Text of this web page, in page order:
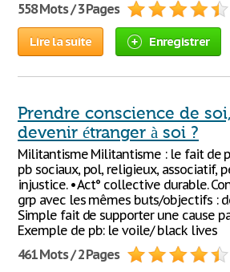
558 Mots / 3 Pages
Lire la suite Enregistrer
Prendre conscience de
devenir étranger à soi ?
Militantisme Militantisme : le fait de
pb sociaux, pol, religieux, associatif,
injustice. • Act° collective durable.
grp avec les mêmes buts/objectifs :
Simple fait de supporter une cause
Exemple de pb: le voile/ black lives
461 Mots / 2 Pages